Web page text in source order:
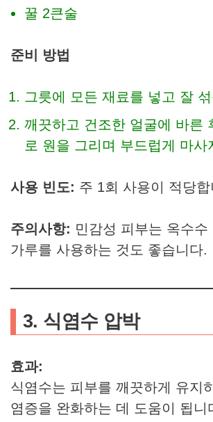
꿀 2큰술
준비 방법
그릇에 모든 재료를 넣고 잘
깨끗하고 건조한 얼굴에 바른
로 원을 그리며 부드럽게 마사
사용 빈도: 주 1회 사용이 적당합
주의사항: 민감성 피부는 옥수
가루를 사용하는 것도 좋습니다.
3. 식염수 압박
효과:
식염수는 피부를 깨끗하게 유지
염증을 완화하는 데 도움이 됩니